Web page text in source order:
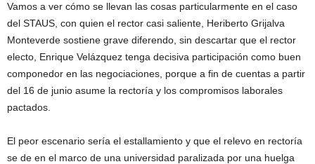
Vamos a ver cómo se llevan las cosas particularmente en el caso
del STAUS, con quien el rector casi saliente, Heriberto Grijalva
Monteverde sostiene grave diferendo, sin descartar que el rector
electo, Enrique Velázquez tenga decisiva participación como buen
componedor en las negociaciones, porque a fin de cuentas a partir
del 16 de junio asume la rectoría y los compromisos laborales
pactados.
El peor escenario sería el estallamiento y que el relevo en rectoría
se de en el marco de una universidad paralizada por una huelga